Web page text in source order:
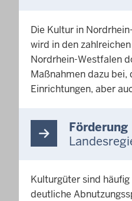
Die Kultur in
wird in den
Nordrhein-Westfalen
Maßnahmen dazu
Einrichtungen, aber
Förderung
Kulturgüter sind
deutliche